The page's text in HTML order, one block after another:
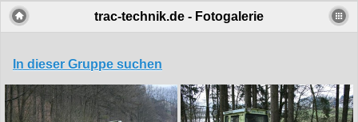
trac-technik.de - Fotogalerie
In dieser Gruppe suchen